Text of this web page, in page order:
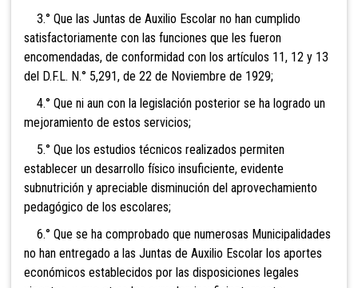
3.° Que las Juntas de Auxilio Escolar no han cumplido
satisfactoriamente con las funciones que les fueron
encomendadas, de conformidad con los artículos 11, 12 y 13
del D.F.L. N.° 5,291, de 22 de Noviembre de 1929;
4.° Que ni aun con la legislación posterior se ha logrado un
mejoramiento de estos servicios;
5.° Que los estudios técnicos realizados permiten
establecer un desarrollo físico insuficiente, evidente
subnutrición y apreciable disminución del aprovechamiento
pedagógico de los escolares;
6.° Que se ha comprobado que numerosas Municipalidades
no han entregado a las Juntas de Auxilio Escolar los aportes
económicos establecidos por las disposiciones legales